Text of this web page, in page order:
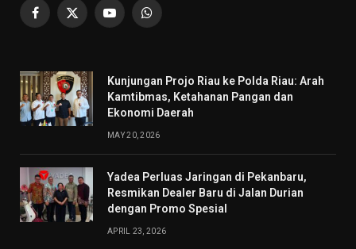
Facebook
X
YouTubeWhatsApp
Kunjungan Projo Riau ke Polda Riau: Arah
Kamtibmas, Ketahanan Pangan dan
Ekonomi Daerah
MAY 20, 2026
Yadea Perluas Jaringan di Pekanbaru,
Resmikan Dealer Baru di Jalan Durian
dengan Promo Spesial
APRIL 23, 2026